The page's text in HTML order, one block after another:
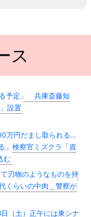
ス
る予定」 兵庫斎藤知
設置
万円だまし取られる…
」検察官ミズクラ「資
む
刃物のようなものを持
くらいの中肉＿警察が
（土）正午には東シナ